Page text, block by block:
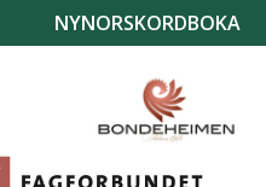
NYNORSKORDBOKA